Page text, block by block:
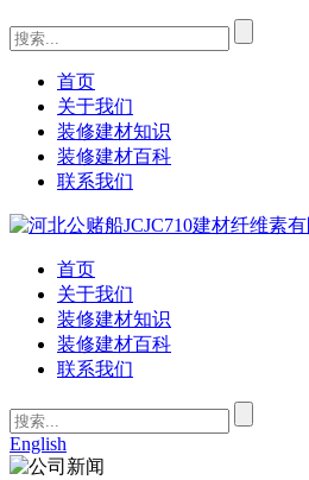
首页
关于我们
装修建材知识
装修建材百科
联系我们
首页
关于我们
装修建材知识
装修建材百科
联系我们
English